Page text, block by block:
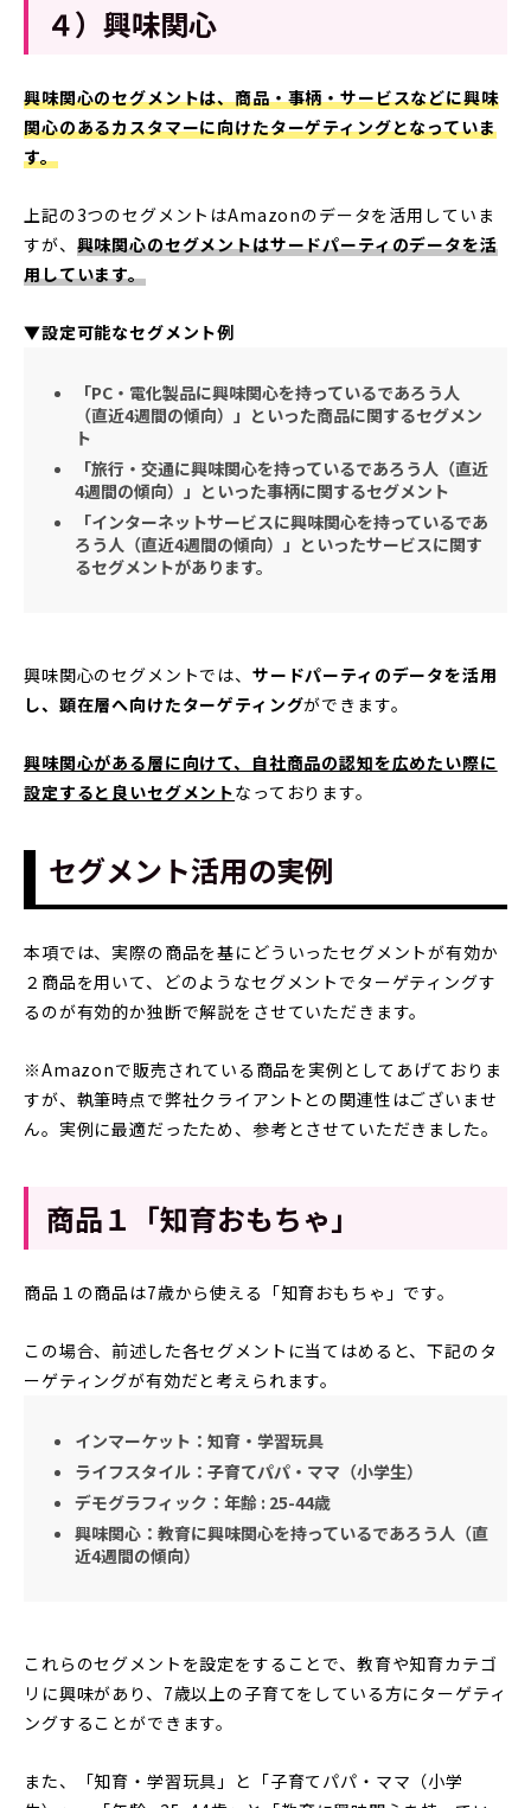
４）興味関心
興味関心のセグメントは、商品・事柄・サービスなどに興味
関心のあるカスタマーに向けたターゲティングとなっていま
す。
上記の3つのセグメントはAmazonのデータを活用していま
すが、 興味関心のセグメントはサードパーティのデータを活
用しています。
▼設定可能なセグメント例
「PC・電化製品に興味関心を持っているであろう人
（直近4週間の傾向）」といった商品に関するセグメン
ト
「旅行・交通に興味関心を持っているであろう人（直近
4週間の傾向）」といった事柄に関するセグメント
「インターネットサービスに興味関心を持っているであ
ろう人（直近4週間の傾向）」といったサービスに関す
るセグメントがあります。
興味関心のセグメントでは、 サードパーティのデータを活用
し、顕在層へ向けたターゲティングができます。
興味関心がある層に向けて、自社商品の認知を広めたい際に
設定すると良いセグメントなっております。
セグメント活用の実例
本項では、実際の商品を基にどういったセグメントが有効か
２商品を用いて、どのようなセグメントでターゲティングす
るのが有効的か独断で解説をさせていただきます。
※Amazonで販売されている商品を実例としてあげておりま
すが、執筆時点で弊社クライアントとの関連性はございませ
ん。実例に最適だったため、参考とさせていただきました。
商品１「知育おもちゃ」
商品１の商品は7歳から使える「知育おもちゃ」です。
この場合、前述した各セグメントに当てはめると、下記のタ
ーゲティングが有効だと考えられます。
インマーケット：知育・学習玩具
ライフスタイル：子育てパパ・ママ（小学生）
デモグラフィック：年齢 : 25-44歳
興味関心：教育に興味関心を持っているであろう人（直
近4週間の傾向）
これらのセグメントを設定をすることで、教育や知育カテゴ
リに興味があり、7歳以上の子育てをしている方にターゲティ
ングすることができます。
また、「知育・学習玩具」と「子育てパパ・ママ（小学